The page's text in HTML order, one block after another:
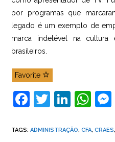
por programas que
legado é um exemplo de
marca indelével na
brasileiros.
Favorite
F
c
T
itt
Li
k
W
at
TAGS:ADMINISTRAÇÃO, CFA, CRAES,